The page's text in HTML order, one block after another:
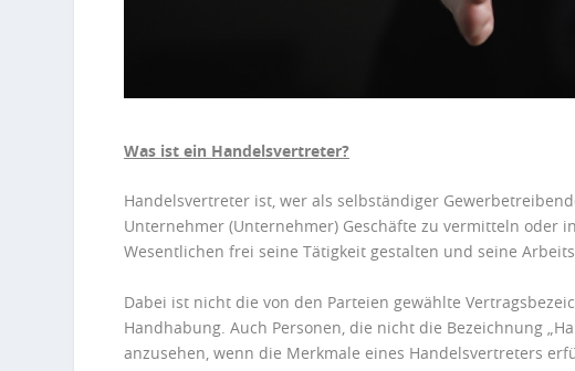
Was ist ein Handelsvertreter?
Handelsvertreter ist, wer als selbständiger
Unternehmer (Unternehmer) Geschäfte zu vermitteln oder
Wesentlichen frei seine Tätigkeit gestalten und seine
Dabei ist nicht die von den Parteien gewählte
Handhabung. Auch Personen, die nicht die Bezeichnung
anzusehen, wenn die Merkmale eines Handelsvertreters